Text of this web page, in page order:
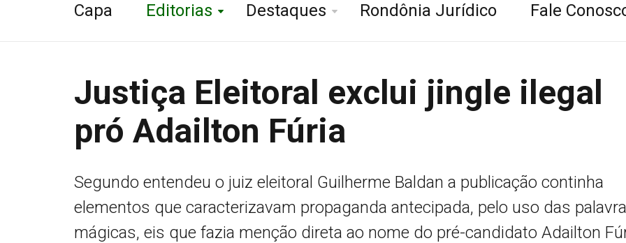
Capa Editorias Destaques Rondônia Jurídico Fale
Justiça Eleitoral exclui jingle ilegal
pró Adailton Fúria
Segundo entendeu o juiz eleitoral Guilherme Baldan a publicação continha
elementos que caracterizavam propaganda antecipada, pelo uso das
mágicas, eis que fazia menção direta ao nome do pré-candidato Adailton